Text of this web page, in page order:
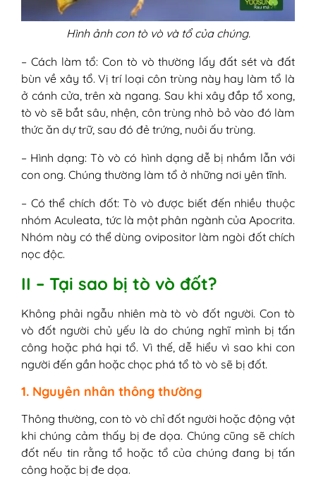
Hình ảnh con tò vò và tổ của chúng.
– Cách làm tổ: Con tò vò thường lấy đất sét và đất
bùn về xây tổ. Vị trí loại côn trùng này hay làm tổ là
ở cánh cửa, trên xà ngang. Sau khi xây đắp tổ xong,
tò vò sẽ bắt sâu, nhện, côn trùng nhỏ bỏ vào đó làm
thức ăn dự trữ, sau đó đẻ trứng, nuôi ấu trùng.
– Hình dạng: Tò vò có hình dạng dễ bị nhầm lẫn với
con ong. Chúng thường làm tổ ở những nơi yên tĩnh.
– Có thể chích đốt: Tò vò được biết đến nhiều thuộc
nhóm Aculeata, tức là một phân ngành của Apocrita.
Nhóm này có thể dùng ovipositor làm ngòi đốt chích
nọc độc.
II – Tại sao bị tò vò đốt?
Không phải ngẫu nhiên mà tò vò đốt người. Con tò
vò đốt người chủ yếu là do chúng nghĩ mình bị tấn
công hoặc phá hại tổ. Vì thế, dễ hiểu vì sao khi con
người đến gần hoặc chọc phá tổ tò vò sẽ bị đốt.
1. Nguyên nhân thông thường
Thông thường, con tò vò chỉ đốt người hoặc động vật
khi chúng cảm thấy bị đe dọa. Chúng cũng sẽ chích
đốt nếu tin rằng tổ hoặc tổ của chúng đang bị tấn
công hoặc bị đe dọa.